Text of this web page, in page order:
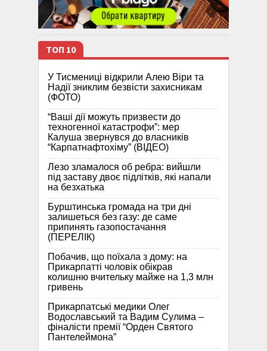
ТОП 10
У Тисмениці відкрили Алею Віри та
Надії зниклим безвісти захисникам
(ФОТО)
“Ваші дії можуть призвести до
техногенної катастрофи”: мер
Калуша звернувся до власників
“Карпатнафтохіму” (ВІДЕО)
Лезо зламалося об ребра: вийшли
під заставу двоє підлітків, які напали
на безхатька
Бурштинська громада на три дні
залишеться без газу: де саме
припинять газопостачання
(ПЕРЕЛІК)
Побачив, що поїхала з дому: на
Прикарпатті чоловік обікрав
колишню вчительку майже на 1,3 млн
гривень
Прикарпатські медики Олег
Водославський та Вадим Сулима –
фіналісти премії “Орден Святого
Пантелеймона”